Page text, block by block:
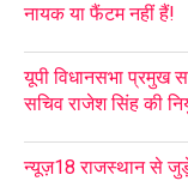
नायक या फैंटम नहीं हैं!
यूपी विधानसभा प्रमुख
सचिव राजेश सिंह की
न्यूज़18 राजस्थान से जुड़े